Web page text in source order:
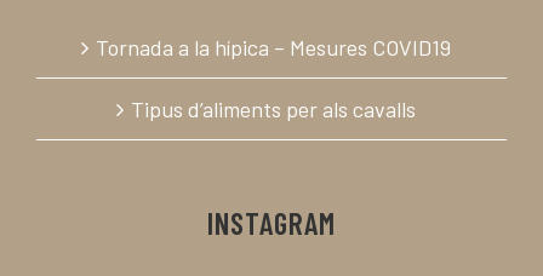
Tornada a la hípica – Mesures COVID19
Tipus d’aliments per als cavalls
INSTAGRAM